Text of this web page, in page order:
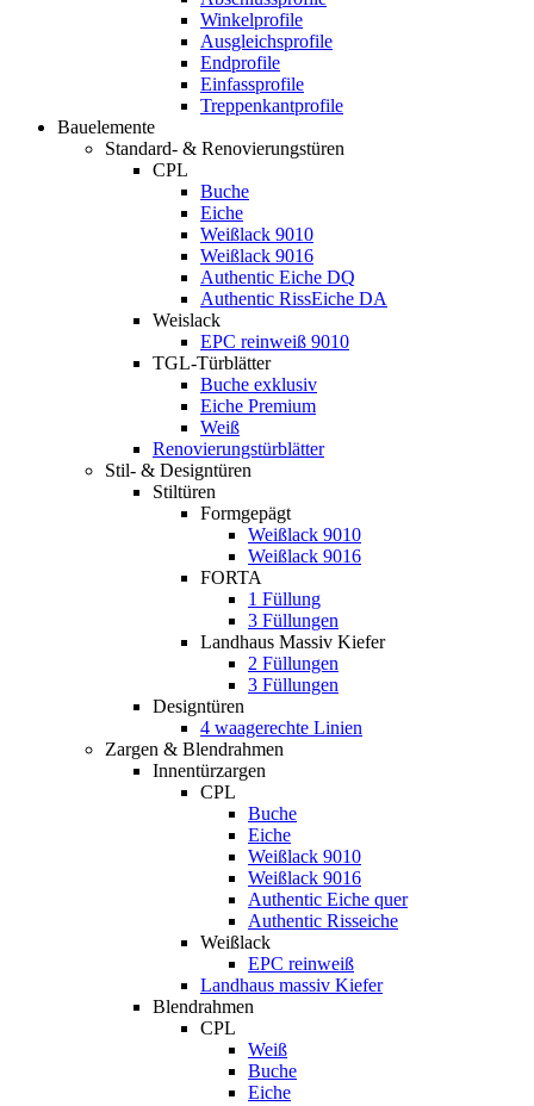
Winkelprofile
Ausgleichsprofile
Endprofile
Einfassprofile
Treppenkantprofile
Bauelemente
Standard- & Renovierungstüren
CPL
Buche
Eiche
Weißlack 9010
Weißlack 9016
Authentic Eiche DQ
Authentic RissEiche DA
Weislack
EPC reinweiß 9010
TGL-Türblätter
Buche exklusiv
Eiche Premium
Weiß
Renovierungstürblätter
Stil- & Designtüren
Stiltüren
Formgepägt
Weißlack 9010
Weißlack 9016
FORTA
1 Füllung
3 Füllungen
Landhaus Massiv Kiefer
2 Füllungen
3 Füllungen
Designtüren
4 waagerechte Linien
Zargen & Blendrahmen
Innentürzargen
CPL
Buche
Eiche
Weißlack 9010
Weißlack 9016
Authentic Eiche quer
Authentic Risseiche
Weißlack
EPC reinweiß
Landhaus massiv Kiefer
Blendrahmen
CPL
Weiß
Buche
Eiche